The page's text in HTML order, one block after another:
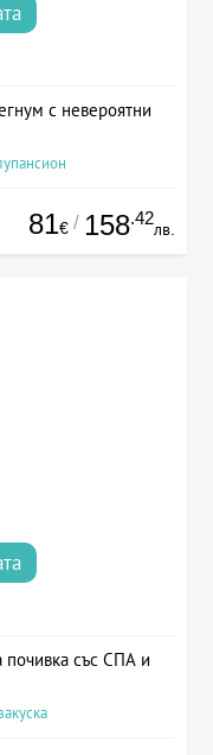
с невероятни
81€ / 158.42
лв.
почивка със СПА и